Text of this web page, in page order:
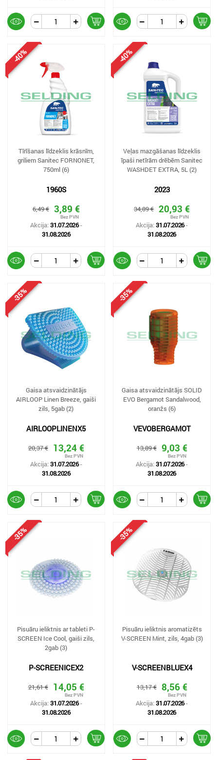
-40%
Tīrīšanas līdzeklis krāsnīm,
griliem Sanitec FORNONET,
750ml (6)
1960S
6,49 € 3,89 €
Akcija:31.07.2026-
31.08.2026
-40%
Veļas mazgāšanas līdzeklis
īpaši netīrām drēbēm Sanitec
WASHDET EXTRA, 5L (2)
2023
34,89 € 20,93 €
Akcija:31.07.2026-
31.08.2026
-35%
Gaisa atsvaidzinātājs
AIRLOOP Linen Breeze, gaiši
zils, 5gab (2)
AIRLOOPLINENX5
20,37 € 13,24 €
Akcija:31.07.2026-
31.08.2026
-35%
Gaisa atsvaidzinātājs SOLID
EVO Bergamot Sandalwood,
oranžs (6)
VEVOBERGAMOT
13,89 € 9,03 €
Akcija:31.07.2026-
31.08.2026
-35%
Pisuāru ieliktnis ar tableti P-
SCREEN Ice Cool, gaiši zils,
2gab (3)
P-SCREENICEX2
21,61 € 14,05 €
Akcija:31.07.2026-
31.08.2026
-35%
Pisuāru ieliktnis aromatizēts
V-SCREEN Mint, zils, 4gab (3)
V-SCREENBLUEX4
13,17 € 8,56 €
Akcija:31.07.2026-
31.08.2026